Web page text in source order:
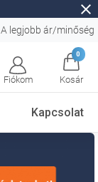
close
A legjobb ár/minőség
Fiókom
0
Kosár
Kapcsolat